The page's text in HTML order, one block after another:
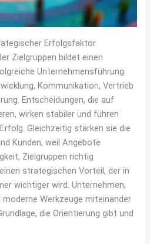
Erfolgsfaktor
Zielgruppen bildet einen
Unternehmensführung.
Kommunikation, Vertrieb
Entscheidungen, die auf
wirken stabiler und führen
Gleichzeitig stärken sie die
Kunden, weil Angebote
Zielgruppen richtig
strategischen Vorteil, der in
wichtiger wird. Unternehmen,
moderne Werkzeuge miteinander
die Orientierung gibt und